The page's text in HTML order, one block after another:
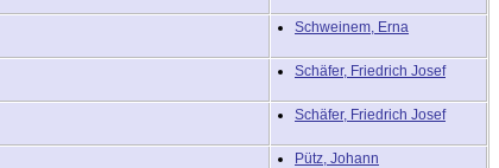
Schweinem, Erna
Schäfer, Friedrich Josef
Schäfer, Friedrich Josef
Pütz, Johann